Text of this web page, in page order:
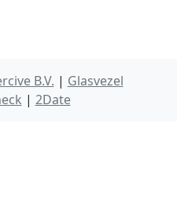
B.V. | Glasvezel
| 2Date